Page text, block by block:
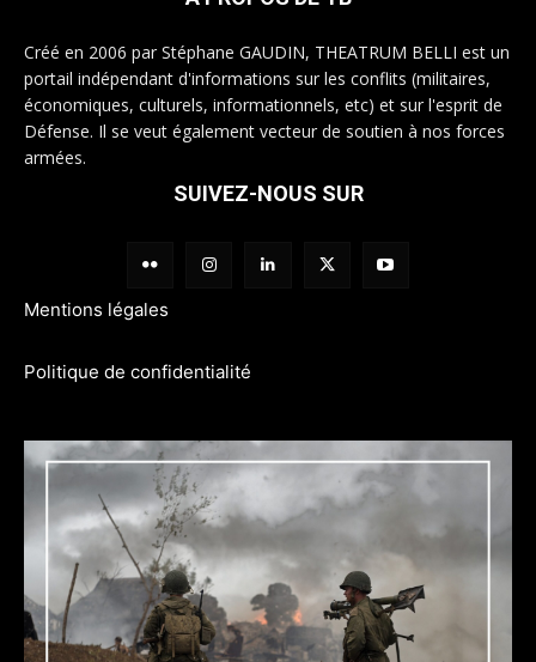
Créé en 2006 par Stéphane GAUDIN, THEATRUM BELLI est un
portail indépendant d'informations sur les conflits (militaires,
économiques, culturels, informationnels, etc) et sur l'esprit de
Défense. Il se veut également vecteur de soutien à nos forces
armées.
SUIVEZ-NOUS SUR
Mentions légales
Politique de confidentialité